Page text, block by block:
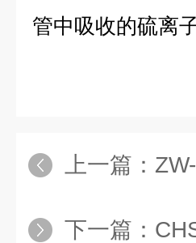
管中吸收的硫离
上一篇： ZW-
下一篇：